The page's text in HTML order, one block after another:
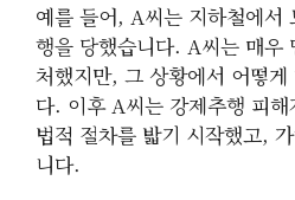
예를 들어, A씨는 지하철에서
행을 당했습니다. A씨는 매우
처했지만, 그 상황에서 어떻
다. 이후 A씨는 강제추행 피
법적 절차를 밟기 시작했고,
니다.